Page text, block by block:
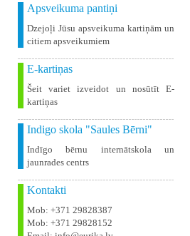
Apsveikuma pantiņi
Dzejoļi Jūsu apsveikuma kartiņām un
citiem apsveikumiem
E-kartiņas
Šeit variet izveidot un nosūtīt E-
kartiņas
Indigo skola "Saules Bērni"
Indīgo bērnu internātskola un
jaunrades centrs
Kontakti
Mob: +371 29828387
Mob: +371 29828152